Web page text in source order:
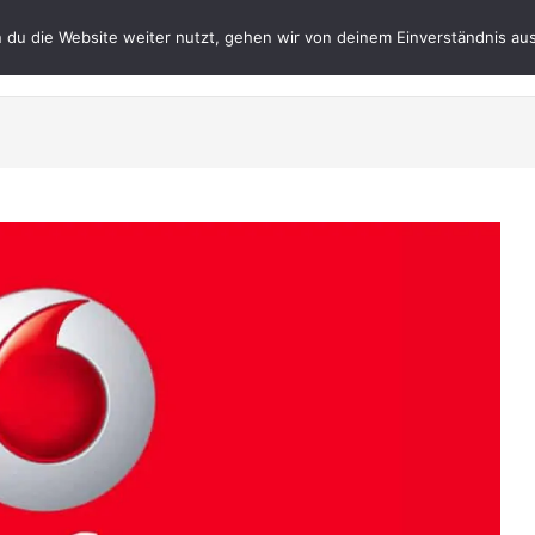
Datenschutz
du die Website weiter nutzt, gehen wir von deinem Einverständnis